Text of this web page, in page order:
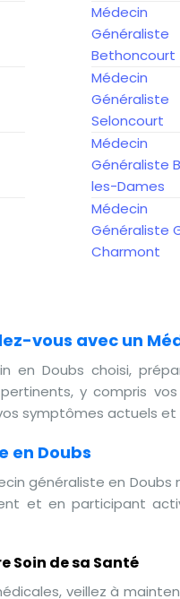
Médecin
Généraliste
Bethoncourt
Médecin
Généraliste
Seloncourt
Médecin
Généraliste
les-Dames
Médecin
Généraliste
Charmont
vous avec un
en Doubs choisi,
y compris
symptômes actuels
en Doubs
généraliste en
et en participant
Soin de sa Santé
veillez à